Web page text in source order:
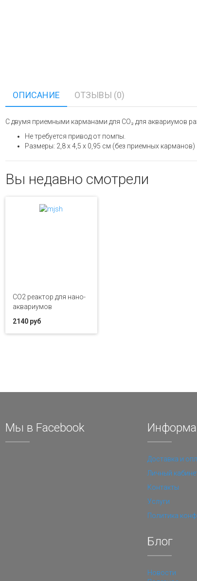
ОПИСАНИЕ ОТЗЫВЫ (0)
С двумя приемными карманами для CO₂ для аквариумов
Не требуется привод от помпы.
Размеры: 2,8 х 4,5 х 0,95 см (без приемных карманов)
Вы недавно смотрели
СО2 реактор для нано-
аквариумов
2140 руб
Мы в Facebook
Доставка и
Личный
Контакты
Услуги
Политика
Блог
Новости